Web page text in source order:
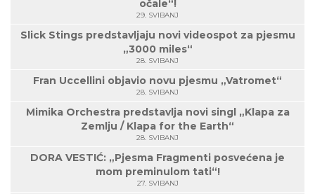
očale“!
29. SVIBANJ
Slick Stings predstavljaju novi videospot za pjesmu
„3000 miles“
28. SVIBANJ
Fran Uccellini objavio novu pjesmu „Vatromet“
28. SVIBANJ
Mimika Orchestra predstavlja novi singl „Klapa za
Zemlju / Klapa for the Earth“
28. SVIBANJ
DORA VESTIĆ: „Pjesma Fragmenti posvećena je
mom preminulom tati“!
27. SVIBANJ